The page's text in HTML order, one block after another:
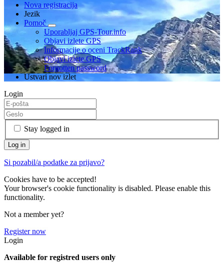
Nova registracija
Jezik
Pomoč
Uporabljaj GPS-Tour.info
Objavi izlete GPS
Informacije o oceni TrackRank
Objavi izlete GPS
Forgotten password
Ustvari nov izlet
Login
Stay logged in
Si pozabil/a podatke za prijavo?
Cookies have to be accepted!
Your browser's cookie functionality is disabled. Please enable this
functionality.
Not a member yet?
Register now
Login
Available for registred users only